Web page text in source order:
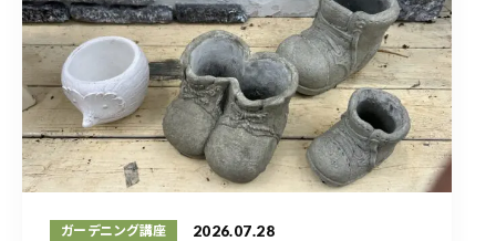
ガーデニング講座 2026.07.28